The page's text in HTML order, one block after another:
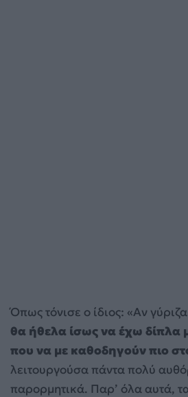
Όπως τόνισε ο ίδιος: «Αν
θα ήθελα ίσως να έχω δίπλα
που να με καθοδηγούν πιο
λειτουργούσα πάντα πολύ
παρορμητικά. Παρ’ όλα αυτά,